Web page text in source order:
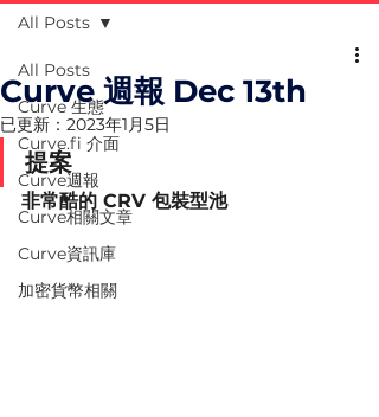
All Posts
Curve ​生態
Curve.fi 介面
Curve週報
Curve相關文章
Curve資訊庫
加密貨幣相關
All Posts
Curve 週報 Dec 13th
已更新： 2023年1月5日
提案
非常酷的 CRV 包裝型池